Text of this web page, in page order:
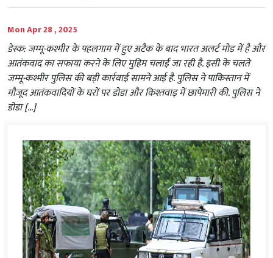
Mon Apr 28 , 2025
डेस्क: जम्मू-कश्मीर के पहलगाम में हुए अटैक के बाद भारत अलर्ट मोड में है और
आतंकवाद का सफाया करने के लिए मुहिम चलाई जा रही है. इसी के चलते
जम्मू-कश्मीर पुलिस की बड़ी कार्रवाई सामने आई है. पुलिस ने पाकिस्तान में
मौजूद आतंकवादियों के घरों पर डोडा और किश्तवाड़ में छापेमारी की. पुलिस ने
डोडा […]